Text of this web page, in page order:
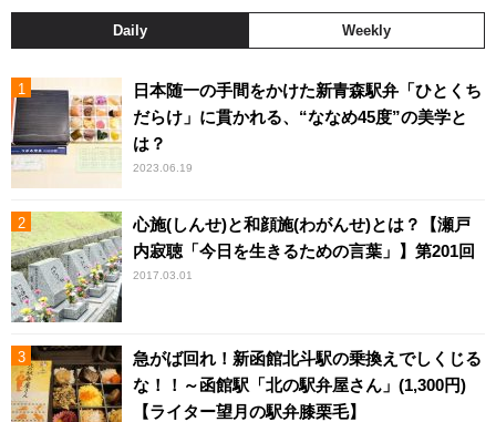
Daily Weekly
日本随一の手間をかけた新青森駅弁「ひとくち
だらけ」に貫かれる、“ななめ45度”の美学と
は？
2023.06.19
心施(しんせ)と和顔施(わがんせ)とは？【瀬戸
内寂聴「今日を生きるための言葉」】第201回
2017.03.01
急がば回れ！新函館北斗駅の乗換えでしくじる
な！！～函館駅「北の駅弁屋さん」(1,300円)
【ライター望月の駅弁膝栗毛】